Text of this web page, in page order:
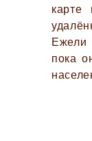
карте
Ежели
пока